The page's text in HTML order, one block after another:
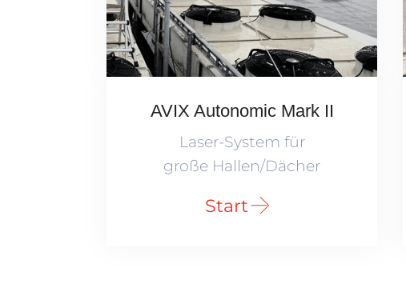
AVIX Autonomic Mark II
Laser-System für
große Hallen/Dächer
Start